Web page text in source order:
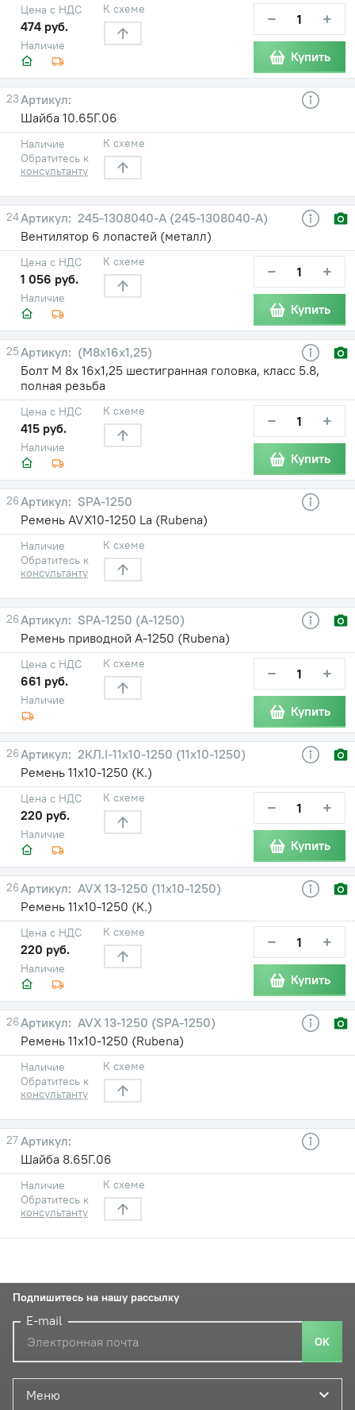
Наличие
Цена с НДС
474 руб.
К схеме − +
Купить
23
Шайба 10.65Г.06
Наличие
Обратитесь к
консультанту
К схеме
24
245-1308040-A (245-1308040-А)
Вентилятор 6 лопастей (металл)
Наличие
Цена с НДС
1 056 руб.
К схеме − +
Купить
25
(М8х16х1,25)
Болт М 8х 16х1,25 шестигранная головка, класс 5.8,
полная резьба
Наличие
Цена с НДС
415 руб.
К схеме − +
Купить
26
SPA-1250
Ремень AVX10-1250 La (Rubena)
Наличие
Обратитесь к
консультанту
К схеме
26
SPA-1250 (А-1250)
Ремень приводной А-1250 (Rubena)
Наличие
Цена с НДС
661 руб.
К схеме − +
Купить
26
2КЛ.I-11x10-1250 (11х10-1250)
Ремень 11х10-1250 (К.)
Наличие
Цена с НДС
220 руб.
К схеме − +
Купить
26
AVX 13-1250 (11х10-1250)
Ремень 11х10-1250 (К.)
Наличие
Цена с НДС
220 руб.
К схеме − +
Купить
26
AVX 13-1250 (SPA-1250)
Ремень 11х10-1250 (Rubena)
Наличие
Обратитесь к
консультанту
К схеме
27
Шайба 8.65Г.06
Наличие
Обратитесь к
консультанту
К схеме
Меню
Подпишитесь на нашу рассылку
E-mail
ОК